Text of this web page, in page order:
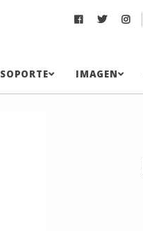
SOPORTE IMAGEN